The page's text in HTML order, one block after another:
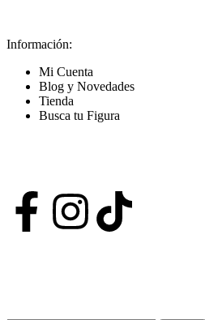
Información:
Mi Cuenta
Blog y Novedades
Tienda
Busca tu Figura